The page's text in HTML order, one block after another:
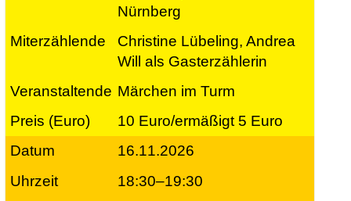
Nürnberg
Christine Lübeling, Andrea
Will als Gasterzählerin
Märchen im Turm
10 Euro/ermäßigt 5 Euro
16.11.2026
18:30–19:30